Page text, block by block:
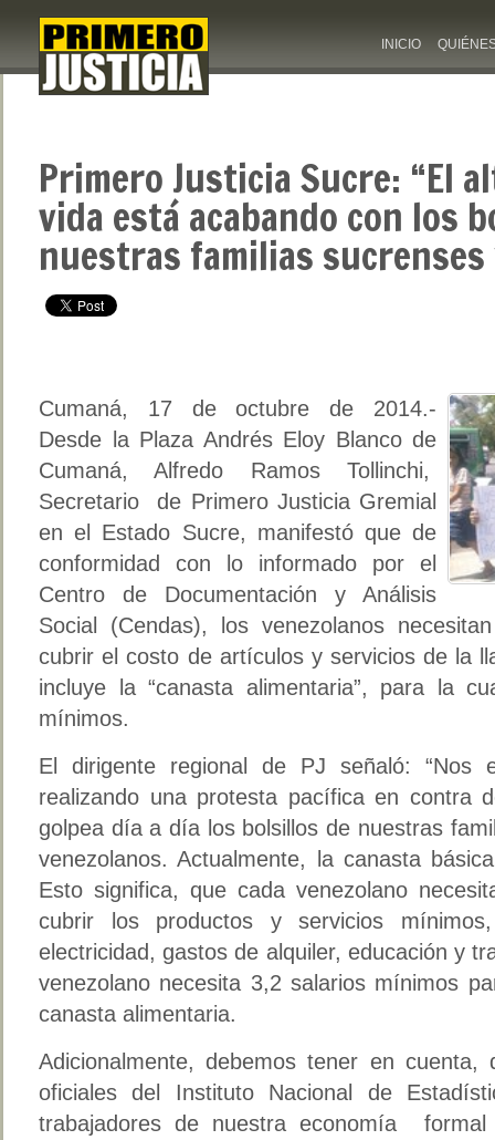
INICIO
Primero Justicia Sucre: “El
vida está acabando con los
nuestras familias sucrenses
Cumaná, 17 de octubre de 2014.-
Desde la Plaza Andrés Eloy Blanco de
Cumaná, Alfredo Ramos Tollinchi,
Secretario de Primero Justicia Gremial
en el Estado Sucre, manifestó que de
conformidad con lo informado por el
Centro de Documentación y Análisis
Social (Cendas), los venezolanos
cubrir el costo de artículos y servicios de la
incluye la “canasta alimentaria”, para la
mínimos.
El dirigente regional de PJ señaló: “Nos
realizando una protesta pacífica en contra
golpea día a día los bolsillos de nuestras
venezolanos. Actualmente, la canasta
Esto significa, que cada venezolano
cubrir los productos y servicios
electricidad, gastos de alquiler, educación y
venezolano necesita 3,2 salarios mínimos
canasta alimentaria.
Adicionalmente, debemos tener en
oficiales del Instituto Nacional de
trabajadores de nuestra economía